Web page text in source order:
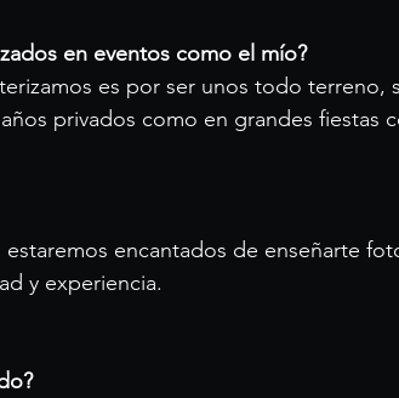
en eventos como el mío?
es por ser unos todo terreno,
privados como en grandes fiestas
estaremos encantados de enseñarte
y experiencia.